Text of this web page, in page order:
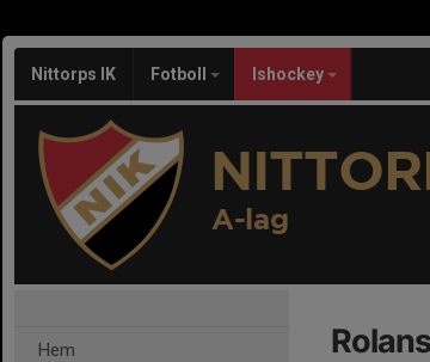
Nittorps IK Fotboll Ishockey
A-lag
Hem